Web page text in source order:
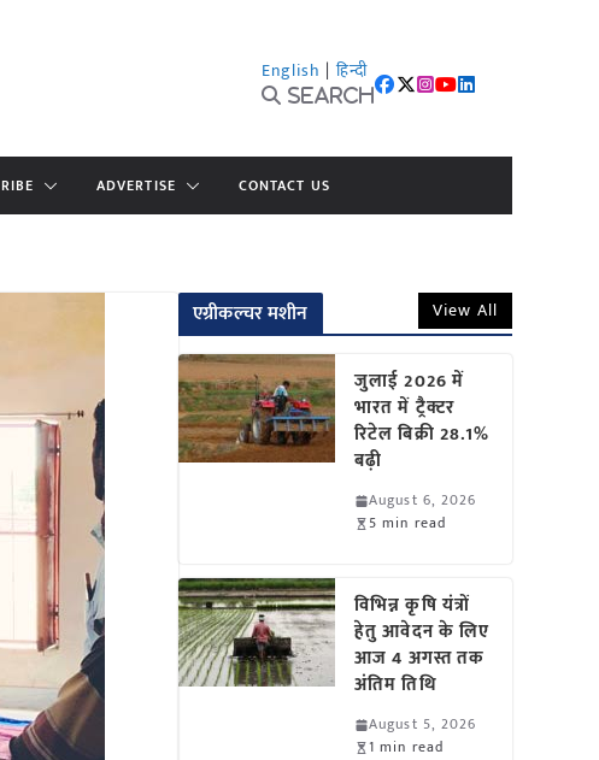
English | हिन्दी
Search
ADVERTISE CONTACT US
एग्रीकल्चर मशीन View All
जुलाई 2026 में
भारत में ट्रैक्टर
रिटेल बिक्री 28.1%
बढ़ी
August 6, 2026
5 min read
विभिन्न कृषि यंत्रों
हेतु आवेदन के लिए
आज 4 अगस्त तक
अंतिम तिथि
August 5, 2026
1 min read